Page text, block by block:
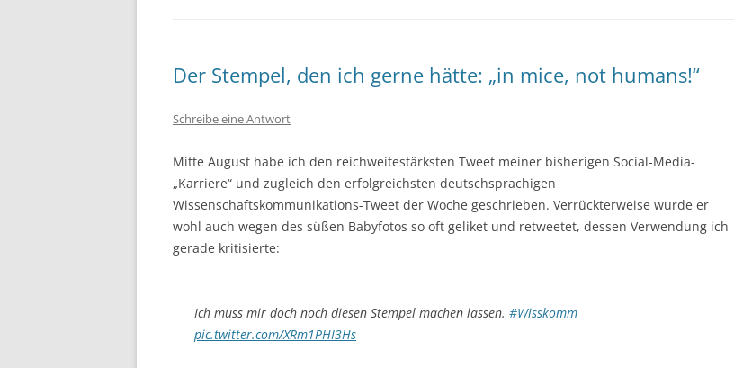
Der Stempel, den ich gerne hätte: „in mice, not humans!“
Schreibe eine Antwort
Mitte August habe ich den reichweitestärksten Tweet meiner bisherigen Social-Media-
„Karriere“ und zugleich den erfolgreichsten deutschsprachigen
Wissenschaftskommunikations-Tweet der Woche geschrieben. Verrückterweise wurde er
wohl auch wegen des süßen Babyfotos so oft geliket und retweetet, dessen Verwendung ich
gerade kritisierte:
Ich muss mir doch noch diesen Stempel machen lassen. #Wisskomm
pic.twitter.com/XRm1PHI3Hs